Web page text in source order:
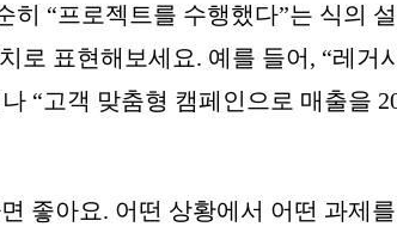
히 “프로젝트를 수행했다”는 식의
로 표현해보세요. 예를 들어, “레거
“고객 맞춤형 캠페인으로 매출을
좋아요. 어떤 상황에서 어떤 과제를